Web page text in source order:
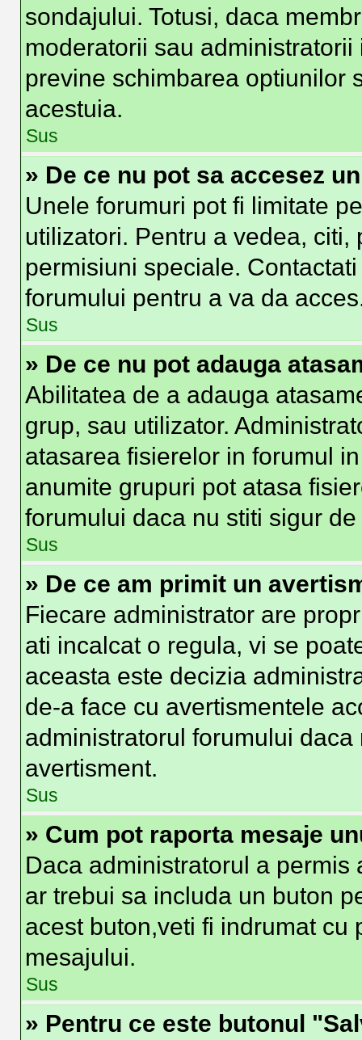
sondajului. Totusi, daca
moderatorii sau
previne schimbarea optiunilor
acestuia.
Sus
» De ce nu pot sa accesez
Unele forumuri pot fi limitate
utilizatori. Pentru a vedea,
permisiuni speciale.
forumului pentru a va da
Sus
» De ce nu pot adauga
Abilitatea de a adauga
grup, sau utilizator.
atasarea fisierelor in forumul
anumite grupuri pot atasa
forumului daca nu stiti sigur
Sus
» De ce am primit un
Fiecare administrator are
ati incalcat o regula, vi se
aceasta este decizia
de-a face cu avertismentele
administratorul forumului
avertisment.
Sus
» Cum pot raporta mesaje
Daca administratorul a
ar trebui sa includa un buton
acest buton,veti fi indrumat
mesajului.
Sus
» Pentru ce este butonul